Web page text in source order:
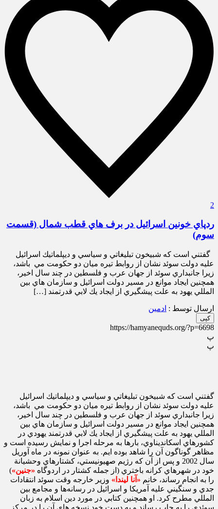
2
ردپاي خونين اسرائيل در برف‌ هاي قطب شمال (قسمت
سوم)
گفتني است كه شبيخون تبليغاتي و سياسي و ديپلماتيك اسرائيل
عليه دولت سوئد نشان از روابط تيره ميان دو حكومت مي باشد،
زيرا جانبداري سوئد از جهان عرب و فلسطين در چند سال اخير،
همچنين ايجاد موانع در مسير دولت اسرائيل و سازمان ‌هاي بين
المللي يهود به علت پيشگيري از ايجاد يك لابي قدرتمند […]
ارسال توسط : ادمین
کپی
https://hamyanequds.org/?p=6698
پ
پ
گفتني است كه شبيخون تبليغاتي و سياسي و ديپلماتيك اسرائيل
عليه دولت سوئد نشان از روابط تيره ميان دو حكومت مي باشد،
زيرا جانبداري سوئد از جهان عرب و فلسطين در چند سال اخير،
همچنين ايجاد موانع در مسير دولت اسرائيل و سازمان ‌هاي بين
المللي يهود به علت پيشگيري از ايجاد يك لابي قدرتمند يهودي در
كشورهاي اسكانديناوي، بارها به مرحله اجرا و نمايش رسيده است و
مظاهر گوناگون آن را شاهد بوده ‌ايم. به عنوان نمونه در ماه آوريل
سال 2002 و پس از آن كه رژيم صهيونيستي، كشتارهاي وحشيانة
خود در شهرهاي كرانه باختري (از جمله كشتار در اردوگاه «جنين»)
را به انجام رساند، خانم «آنا ليندا» وزير خارجه وقت سوئد انتقادات
جدي و سنگيني عليه آمريكا و اسرائيل در رسانه‌ها و مجامع بين
‌المللي مطرح كرد. او همچنين كتابي در مورد دين اسلام به زبان
سوئدي را به چاپ رساند و به دست خود نسخه ‌هاي آن را در مركز